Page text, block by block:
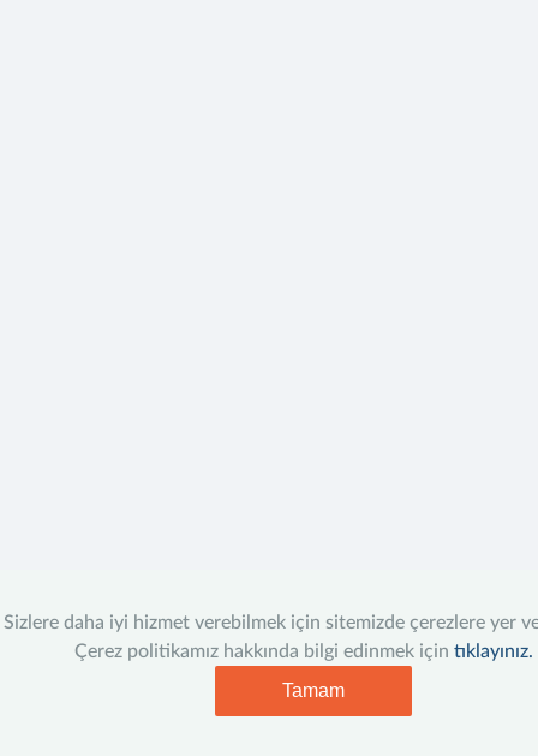
Sizlere daha iyi hizmet verebilmek için sitemizde çerezlere yer
Çerez politikamız hakkında bilgi edinmek için tıklayınız.
Tamam